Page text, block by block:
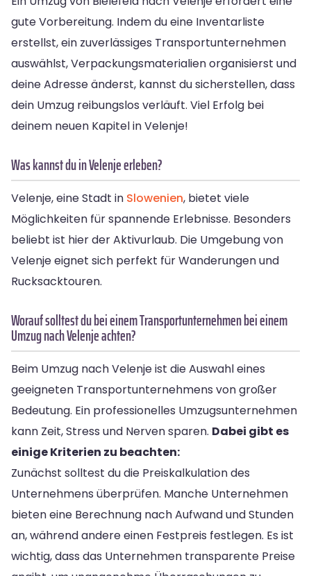
gute Vorbereitung. Indem du eine Inventarliste
erstellst, ein zuverlässiges Transportunternehmen
auswählst, Verpackungsmaterialien organisierst und
deine Adresse änderst, kannst du sicherstellen, dass
dein Umzug reibungslos verläuft. Viel Erfolg bei
deinem neuen Kapitel in Velenje!
Was kannst du in Velenje erleben?
Velenje, eine Stadt in Slowenien, bietet viele
Möglichkeiten für spannende Erlebnisse. Besonders
beliebt ist hier der Aktivurlaub. Die Umgebung von
Velenje eignet sich perfekt für Wanderungen und
Rucksacktouren.
Worauf solltest du bei einem Transportunternehmen bei einem
Umzug nach Velenje achten?
Beim Umzug nach Velenje ist die Auswahl eines
geeigneten Transportunternehmens von großer
Bedeutung. Ein professionelles Umzugsunternehmen
kann Zeit, Stress und Nerven sparen. Dabei gibt es
einige Kriterien zu beachten:
Zunächst solltest du die Preiskalkulation des
Unternehmens überprüfen. Manche Unternehmen
bieten eine Berechnung nach Aufwand und Stunden
an, während andere einen Festpreis festlegen. Es ist
wichtig, dass das Unternehmen transparente Preise